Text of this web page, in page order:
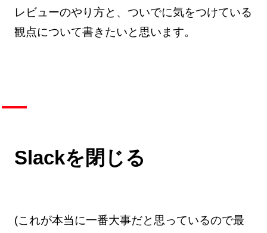
レビューのやり方と、ついでに気をつけている
観点について書きたいと思います。
Slackを閉じる
(これが本当に一番大事だと思っているので最